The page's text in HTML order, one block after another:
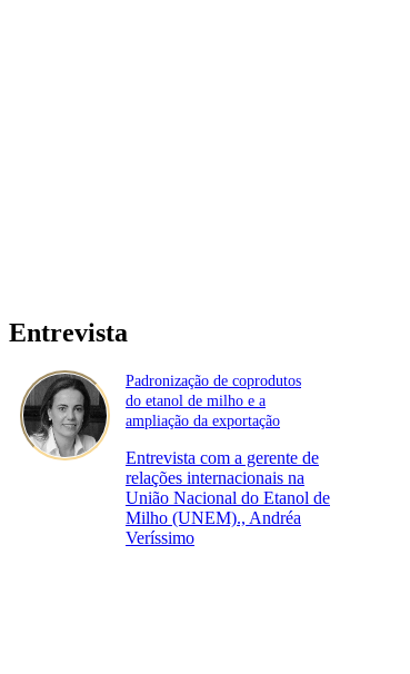
Entrevista
Padronização de coprodutos
do etanol de milho e a
ampliação da exportação
Entrevista com a gerente de
relações internacionais na
União Nacional do Etanol de
Milho (UNEM)., Andréa
Veríssimo